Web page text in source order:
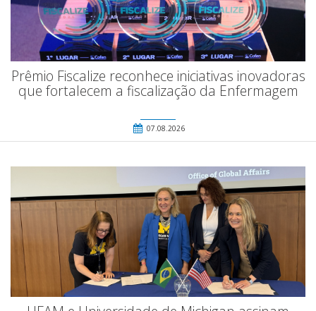
Prêmio Fiscalize reconhece iniciativas inovadoras
que fortalecem a fiscalização da Enfermagem
07.08.2026